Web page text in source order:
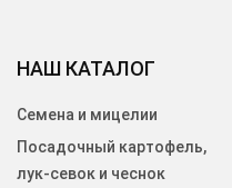
НАШ КАТАЛОГ
Семена и мицелии
Посадочный картофель,
лук-севок и чеснок